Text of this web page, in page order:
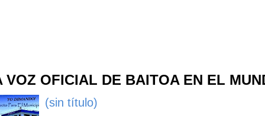
VOZ OFICIAL DE BAITOA EN EL
(sin título)